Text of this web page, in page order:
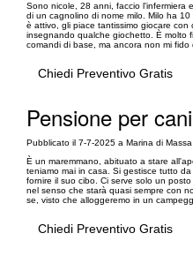
Sono nicole, 28 anni, faccio l'infermiera
di un cagnolino di nome milo. Milo ha
è attivo, gli piace tantissimo giocare
insegnando qualche giochetto. È molto
comandi di base, ma ancora non mi fido
Chiedi Preventivo Gratis
Pensione per
Pubblicato il 7-7-2025 a Marina di
È un maremmano, abituato a stare
teniamo mai in casa. Si gestisce tutto
fornire il suo cibo. Ci serve solo un
nel senso che starà quasi sempre con
se, visto che alloggeremo in un
Chiedi Preventivo Gratis